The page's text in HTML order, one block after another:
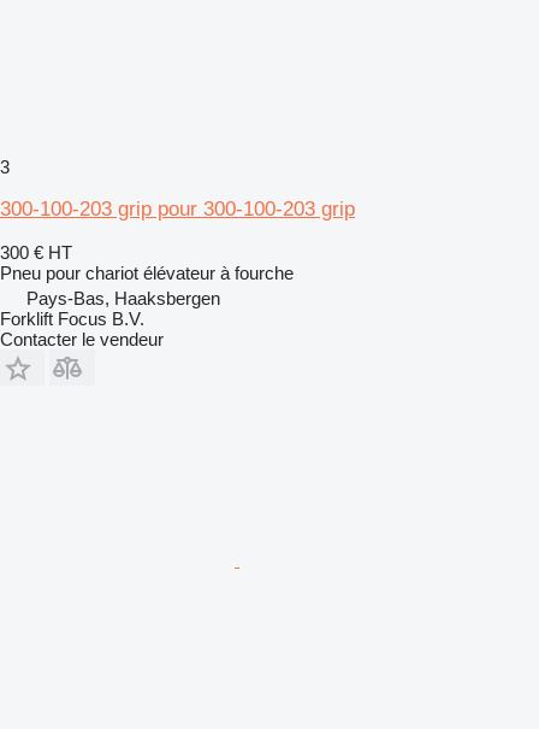
3
300-100-203 grip pour 300-100-203 grip
300 € HT
Pneu pour chariot élévateur à fourche
Pays-Bas, Haaksbergen
Forklift Focus B.V.
Contacter le vendeur